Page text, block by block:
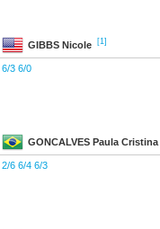
GIBBS Nicole [1]
6/3 6/0
GONCALVES Paula Cristina
2/6 6/4 6/3